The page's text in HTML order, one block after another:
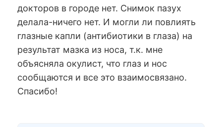
докторов в городе нет. Снимок пазух
делала-ничего нет. И могли ли повлиять
глазные капли (антибиотики в глаза) на
результат мазка из носа, т.к. мне
объясняла окулист, что глаз и нос
сообщаются и все это взаимосвязано.
Спасибо!